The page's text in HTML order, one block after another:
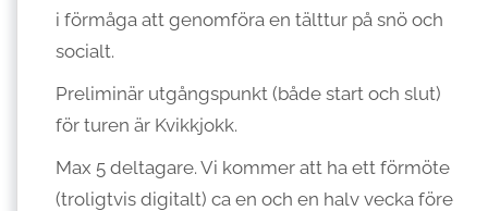
i förmåga att genomföra en tälttur på snö och
socialt.
Preliminär utgångspunkt (både start och slut)
för turen är Kvikkjokk.
Max 5 deltagare. Vi kommer att ha ett förmöte
(troligtvis digitalt) ca en och en halv vecka före